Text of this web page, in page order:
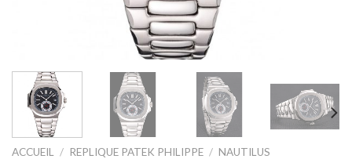
ACCUEIL / REPLIQUE PATEK PHILIPPE / NAUTILUS